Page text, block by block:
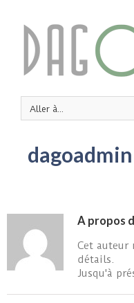
Aller à...
dagoadmin
A propos
Cet auteur
détails.
Jusqu'à